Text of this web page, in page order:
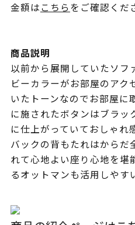
金額はこちらをご確認くだ
商品説明
以前から展開していたソフ
ビーカラーがお部屋のアク
いたトーンなのでお部屋に
に施されたボタンはブラッ
に仕上がっていておしゃれ
バックの背もたれはからだ
れて心地よい座り心地を堪
るオットマンも活用しやす